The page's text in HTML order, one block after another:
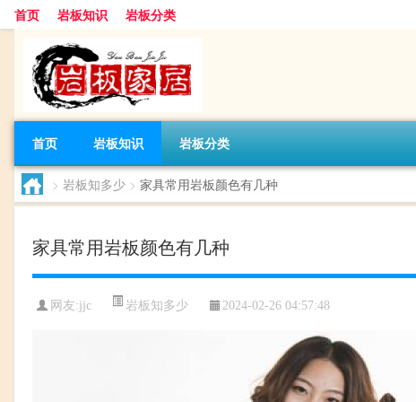
首页 岩板知识 岩板分类
首页 岩板知识 岩板分类
> 岩板知多少 > 家具常用岩板颜色有几种
家具常用岩板颜色有几种
网友:jjc 岩板知多少 2024-02-26 04:57:48